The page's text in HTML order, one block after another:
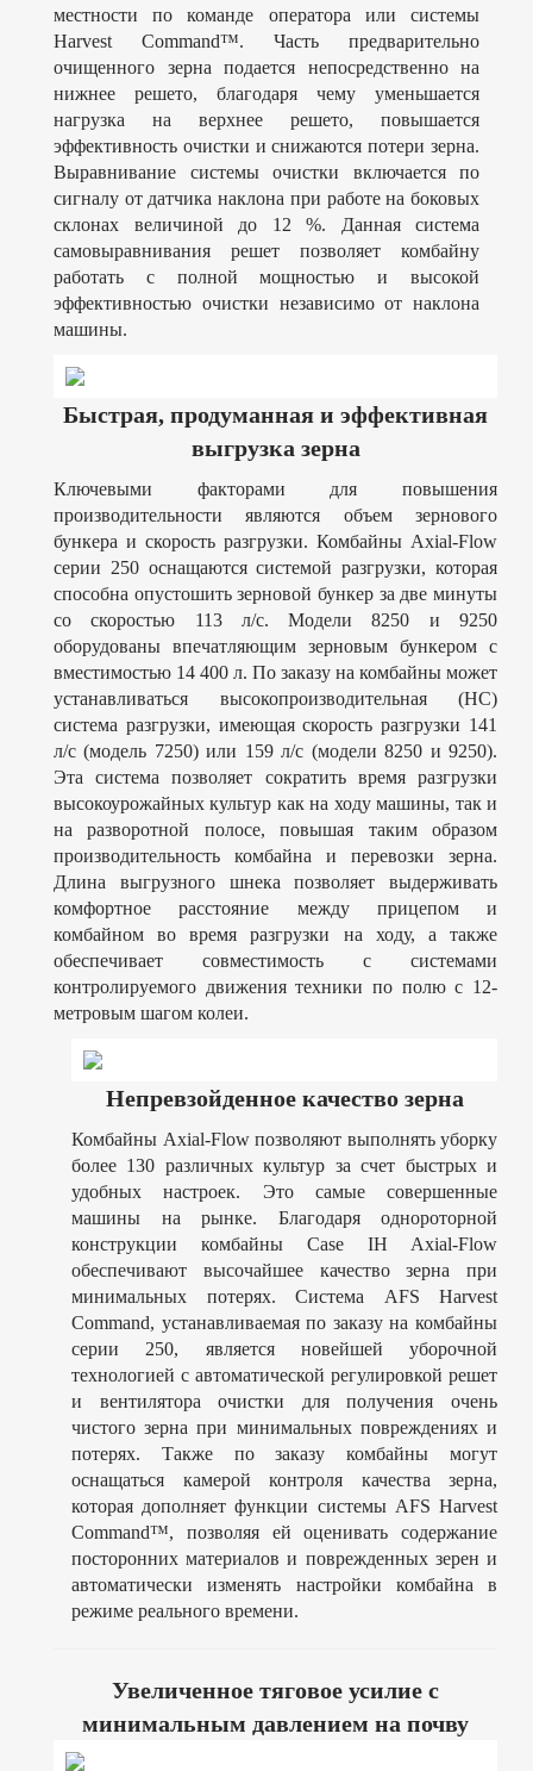
местности по команде оператора или системы
Harvest Command™. Часть предварительно
очищенного зерна подается непосредственно на
нижнее решето, благодаря чему уменьшается
нагрузка на верхнее решето, повышается
эффективность очистки и снижаются потери зерна.
Выравнивание системы очистки включается по
сигналу от датчика наклона при работе на боковых
склонах величиной до 12 %. Данная система
самовыравнивания решет позволяет комбайну
работать с полной мощностью и высокой
эффективностью очистки независимо от наклона
машины.
Быстрая, продуманная и эффективная
выгрузка зерна
Ключевыми факторами для повышения
производительности являются объем зернового
бункера и скорость разгрузки. Комбайны Axial-Flow
серии 250 оснащаются системой разгрузки, которая
способна опустошить зерновой бункер за две минуты
со скоростью 113 л/с. Модели 8250 и 9250
оборудованы впечатляющим зерновым бункером с
вместимостью 14 400 л. По заказу на комбайны может
устанавливаться высокопроизводительная (HC)
система разгрузки, имеющая скорость разгрузки 141
л/с (модель 7250) или 159 л/с (модели 8250 и 9250).
Эта система позволяет сократить время разгрузки
высокоурожайных культур как на ходу машины, так и
на разворотной полосе, повышая таким образом
производительность комбайна и перевозки зерна.
Длина выгрузного шнека позволяет выдерживать
комфортное расстояние между прицепом и
комбайном во время разгрузки на ходу, а также
обеспечивает совместимость с системами
контролируемого движения техники по полю с 12-
метровым шагом колеи.
Непревзойденное качество зерна
Комбайны Axial-Flow позволяют выполнять уборку
более 130 различных культур за счет быстрых и
удобных настроек. Это самые совершенные
машины на рынке. Благодаря однороторной
конструкции комбайны Case IH Axial-Flow
обеспечивают высочайшее качество зерна при
минимальных потерях. Система AFS Harvest
Command, устанавливаемая по заказу на комбайны
серии 250, является новейшей уборочной
технологией с автоматической регулировкой решет
и вентилятора очистки для получения очень
чистого зерна при минимальных повреждениях и
потерях. Также по заказу комбайны могут
оснащаться камерой контроля качества зерна,
которая дополняет функции системы AFS Harvest
Command™, позволяя ей оценивать содержание
посторонних материалов и поврежденных зерен и
автоматически изменять настройки комбайна в
режиме реального времени.
Увеличенное тяговое усилие с
минимальным давлением на почву